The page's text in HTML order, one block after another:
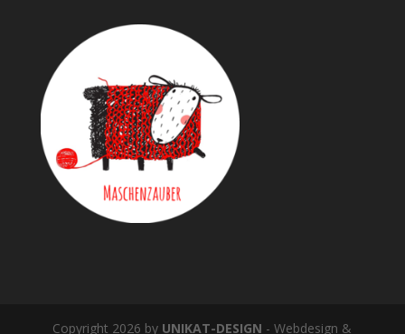
Copyright 2026 by UNIKAT-DESIGN - Webdesign &